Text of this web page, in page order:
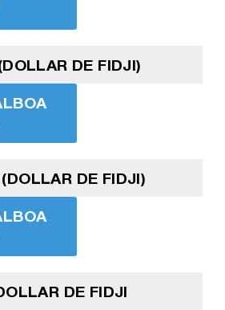
DE FIDJI)
DE FIDJI)
DE FIDJI